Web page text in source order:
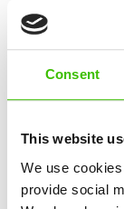
Consent
This website
We use
provide social
Všestranný